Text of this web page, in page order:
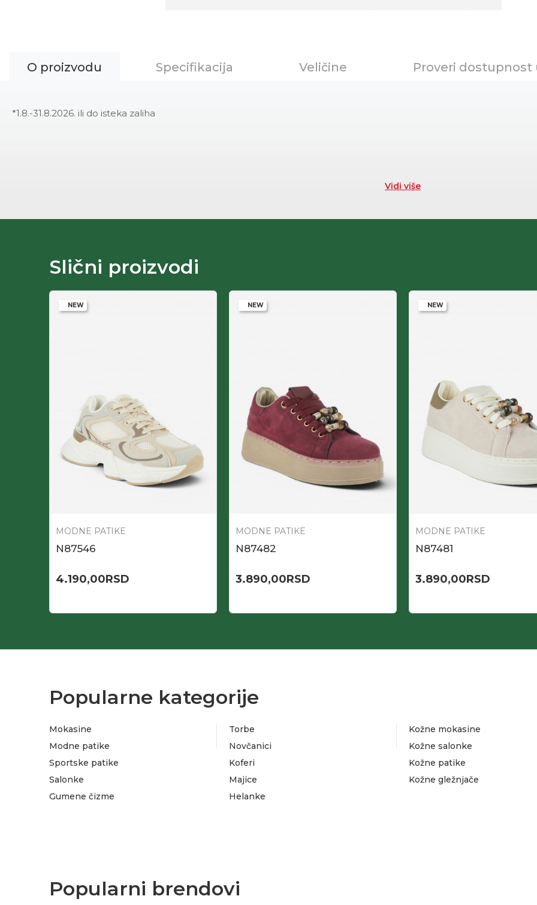
O proizvodu Specifikacija Veličine Proveri dostupnost
*1.8.-31.8.2026. ili do isteka zaliha
Vidi više
Slični proizvodi
NEW
MODNE PATIKE
N87546
4.190,00RSD
NEW
MODNE PATIKE
N87482
3.890,00RSD
NEW
MODNE PATIKE
N87481
3.890,00RSD
Popularne kategorije
Mokasine
Modne patike
Sportske patike
Salonke
Gumene čizme
Torbe
Novčanici
Koferi
Majice
Helanke
Kožne mokasine
Kožne salonke
Kožne patike
Kožne gležnjače
Popularni brendovi